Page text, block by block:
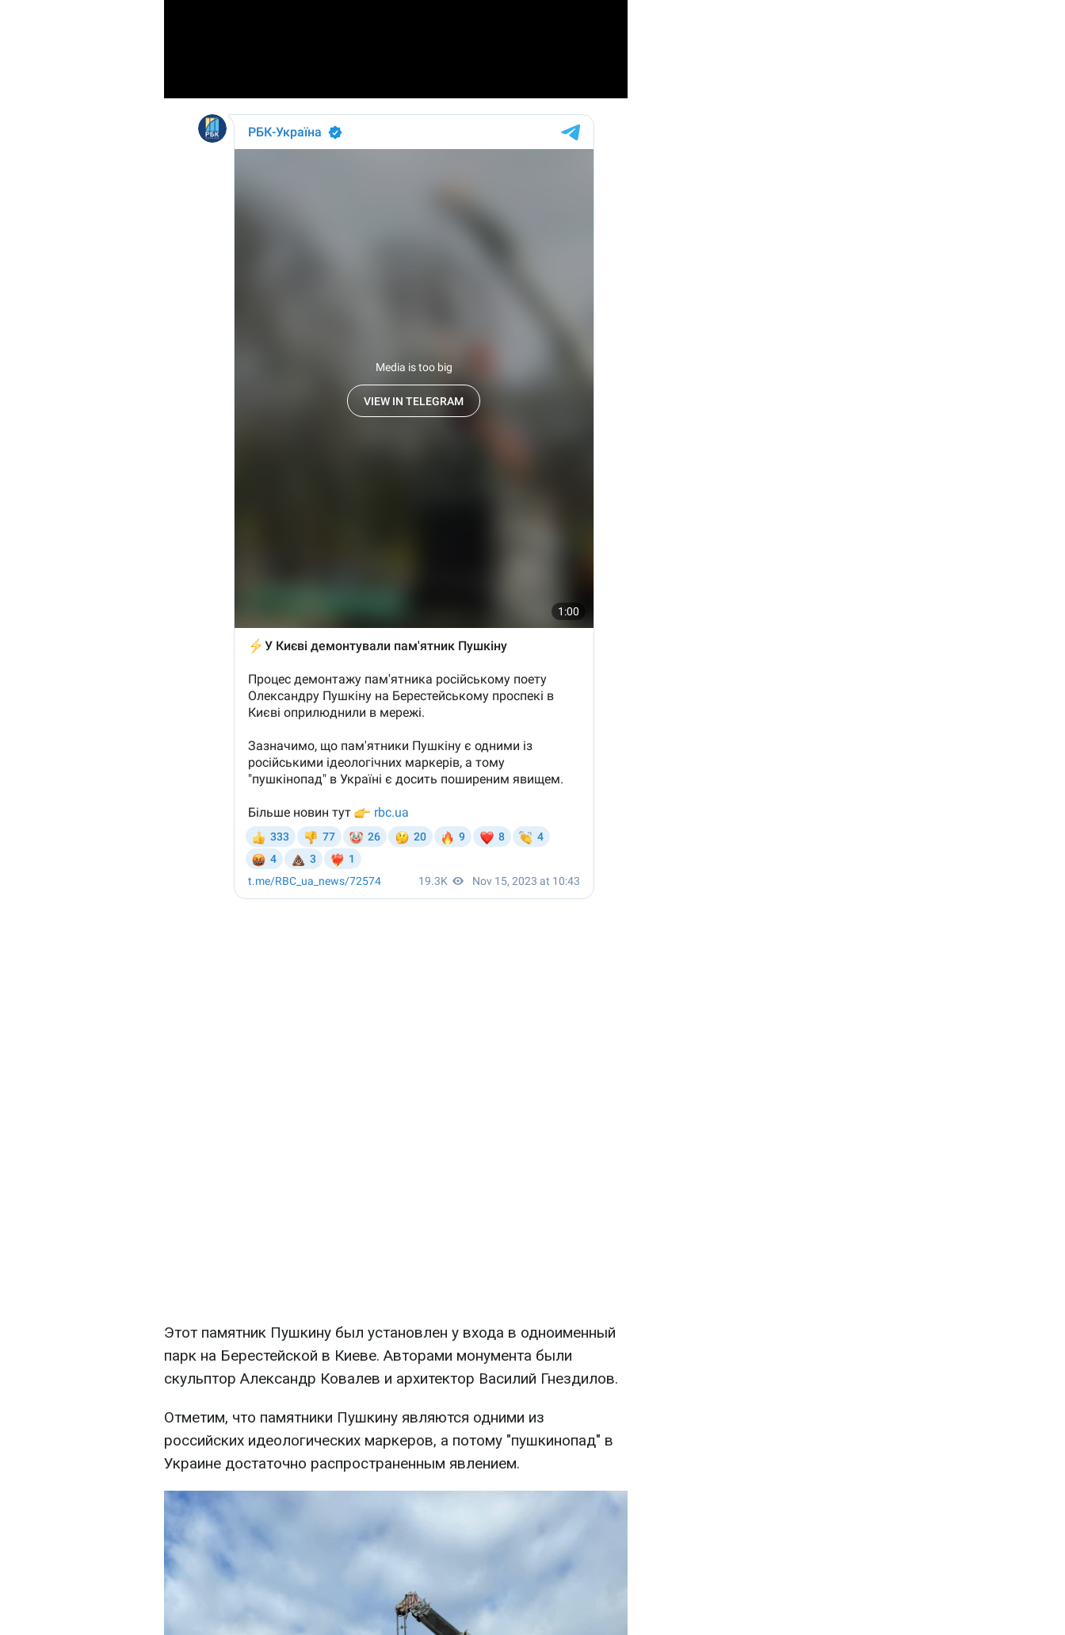
Этот памятник Пушкину был установлен у входа в одноименный
парк на Берестейской в Киеве. Авторами монумента были
скульптор Александр Ковалев и архитектор Василий Гнездилов.
Отметим, что памятники Пушкину являются одними из
российских идеологических маркеров, а потому "пушкинопад" в
Украине достаточно распространенным явлением.